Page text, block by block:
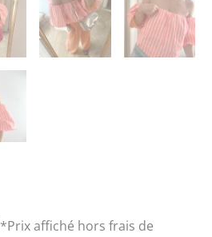
*Prix affiché hors frais de